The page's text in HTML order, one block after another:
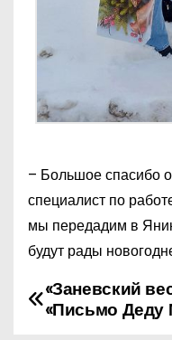
– Большое спасибо
специалист по
мы передадим в
будут рады
Н«Заневский
«Письмо Деду